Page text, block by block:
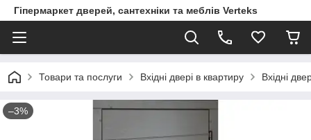
Гіпермаркет дверей, сантехніки та меблів Verteks
Товари та послуги Вхідні двері в квартиру Вхідні
–3%